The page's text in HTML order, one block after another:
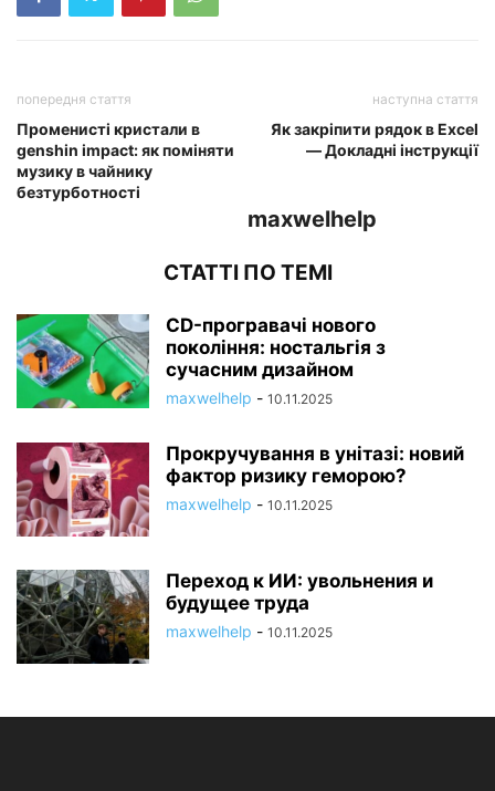
попередня стаття
Променисті кристали в
genshin impact: як поміняти
музику в чайнику
безтурботності
наступна стаття
Як закріпити рядок в Excel
— Докладні інструкції
maxwelhelp
СТАТТІ ПО ТЕМІ
CD-програвачі нового
покоління: ностальгія з
сучасним дизайном
maxwelhelp - 10.11.2025
Прокручування в унітазі: новий
фактор ризику геморою?
maxwelhelp - 10.11.2025
Переход к ИИ: увольнения и
будущее труда
maxwelhelp - 10.11.2025